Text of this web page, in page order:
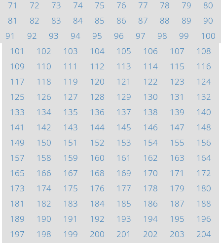
71
72 73 74 75 76 77 78 79
80
81
82 83 84 85 86 87 88 89
90
91
92 93 94 95 96 97 98 99
100
101
102 103 104 105 106 107
108
109
110 111 112 113 114 115
116
117
118 119 120 121 122 123
124
125
126 127 128 129 130 131
132
133
134 135 136 137 138 139
140
141
142 143 144 145 146 147
148
149
150 151 152 153 154 155
156
157
158 159 160 161 162 163
164
165
166 167 168 169 170 171
172
173
174 175 176 177 178 179
180
181
182 183 184 185 186 187
188
189
190 191 192 193 194 195
196
197
198 199 200 201 202 203
204